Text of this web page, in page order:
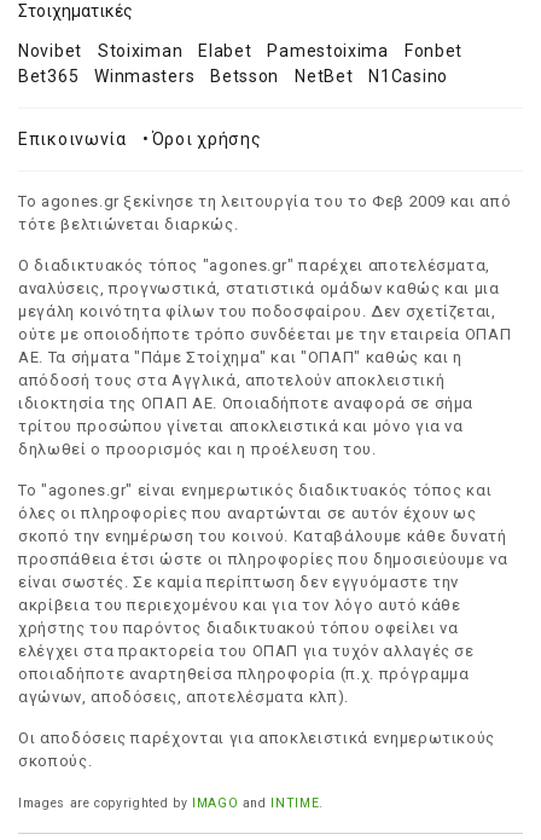
Στοιχηματικές
Novibet Stoiximan Elabet Pamestoixima
Fonbet
Bet365
Winmasters Betsson NetBet N1Casino
Επικοινωνία •Όροι χρήσης
Το agones.gr ξεκίνησε τη λειτουργία του το Φεβ 2009 και από
τότε βελτιώνεται διαρκώς.
Ο διαδικτυακός τόπος "agones.gr" παρέχει αποτελέσματα,
αναλύσεις, προγνωστικά, στατιστικά ομάδων καθώς και μια
μεγάλη κοινότητα φίλων του ποδοσφαίρου. Δεν σχετίζεται,
ούτε με οποιοδήποτε τρόπο συνδέεται με την εταιρεία ΟΠΑΠ
ΑΕ. Τα σήματα "Πάμε Στοίχημα" και "ΟΠΑΠ" καθώς και η
απόδοσή τους στα Αγγλικά, αποτελούν αποκλειστική
ιδιοκτησία της ΟΠΑΠ ΑΕ. Οποιαδήποτε αναφορά σε σήμα
τρίτου προσώπου γίνεται αποκλειστικά και μόνο για να
δηλωθεί ο προορισμός και η προέλευση του.
Το "agones.gr" είναι ενημερωτικός διαδικτυακός τόπος και
όλες οι πληροφορίες που αναρτώνται σε αυτόν έχουν ως
σκοπό την ενημέρωση του κοινού. Καταβάλουμε κάθε δυνατή
προσπάθεια έτσι ώστε οι πληροφορίες που δημοσιεύουμε να
είναι σωστές. Σε καμία περίπτωση δεν εγγυόμαστε την
ακρίβεια του περιεχομένου και για τον λόγο αυτό κάθε
χρήστης του παρόντος διαδικτυακού τόπου οφείλει να
ελέγχει στα πρακτορεία του ΟΠΑΠ για τυχόν αλλαγές σε
οποιαδήποτε αναρτηθείσα πληροφορία (π.χ. πρόγραμμα
αγώνων, αποδόσεις, αποτελέσματα κλπ).
Οι αποδόσεις παρέχονται για αποκλειστικά ενημερωτικούς
σκοπούς.
Images are copyrighted by IMAGO and INTIME.